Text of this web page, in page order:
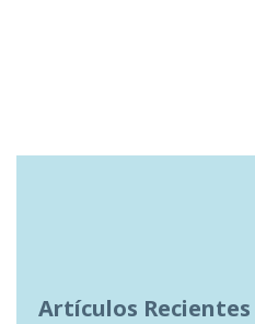
Artículos Recientes